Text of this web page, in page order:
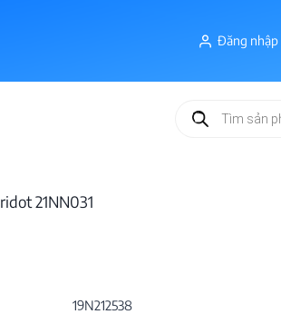
Đăng nhập
Tìm
kiếm
21NN031
19N212538